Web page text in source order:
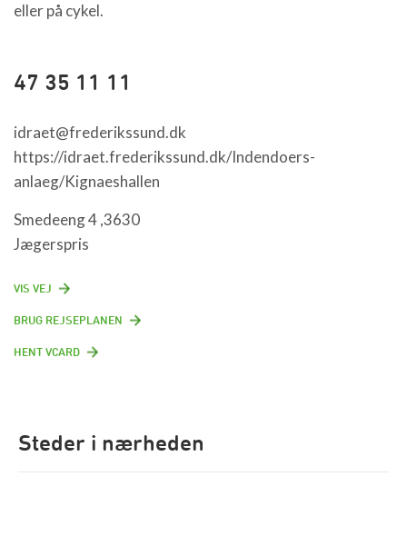
eller på cykel.
47 35 11 11
idraet@frederikssund.dk
https://idraet.frederikssund.dk/Indendoers-
anlaeg/Kignaeshallen
Smedeeng 4 ,3630
Jægerspris
VIS VEJ
BRUG REJSEPLANEN
HENT VCARD
Steder i nærheden